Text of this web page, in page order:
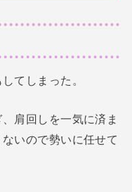
てしまった。
肩回しを一気に済ま
いので勢いに任せて